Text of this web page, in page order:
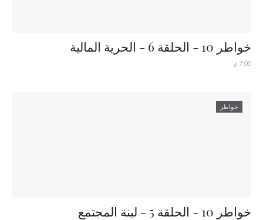
خواطر 10 - الحلقة 6 - الحرية المالية
7:05 م
خواطر
خواطر 10 - الحلقة 5 - لبنة المجتمع